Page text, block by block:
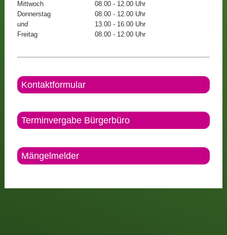
Mittwoch
08.00 - 12.00 Uhr
Donnerstag
08.00 - 12.00 Uhr
und
13.00 - 16.00 Uhr
Freitag
08.00 - 12:00 Uhr
Kontaktformular
Terminvergabe Bürgerbüro
Mängelmelder